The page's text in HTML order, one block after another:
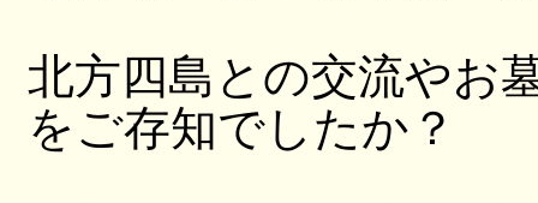
北方四島との交流やお
をご存知でしたか？